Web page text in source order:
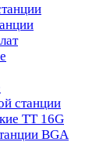
станции
TT 16G
BGA